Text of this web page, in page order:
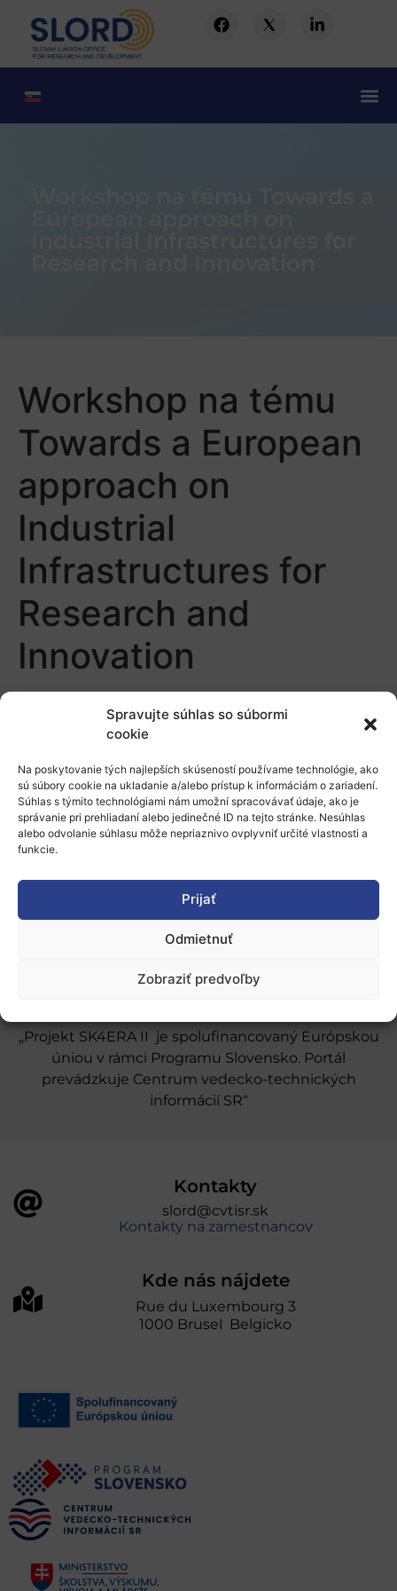
Spravujte súhlas so súbormi
cookie
Na poskytovanie tých najlepších skúseností používame technológie, ako
sú súbory cookie na ukladanie a/alebo prístup k informáciám o zariadení.
Súhlas s týmito technológiami nám umožní spracovávať údaje, ako je
správanie pri prehliadaní alebo jedinečné ID na tejto stránke. Nesúhlas
alebo odvolanie súhlasu môže nepriaznivo ovplyvniť určité vlastnosti a
funkcie.
Prijať
Odmietnuť
Zobraziť predvoľby
Workshop na tému
Towards a European
approach on
Industrial
Infrastructures for
Research and
Innovation
O nás
Naše služby
Stáže a pobyty
Novinky
Ochrana osobných údajov
„Projekt SK4ERA II je spolufinancovaný Európskou
úniou v rámci Programu Slovensko. Portál
prevádzkuje Centrum vedecko-technických
informácií SR“
Kontakty
slord@cvtisr.sk
Kontakty na zamestnancov
Kde nás nájdete
Rue du Luxembourg 3
1000 Brusel Belgicko